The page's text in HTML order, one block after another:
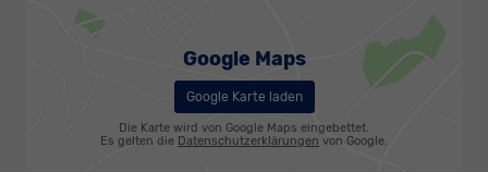
Google Maps
Google Karte laden
Die Karte wird von Google Maps eingebettet.
Es gelten die Datenschutzerklärungen von Google.